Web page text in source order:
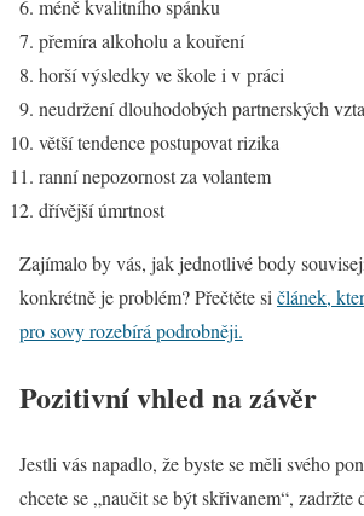
méně kvalitního spánku
přemíra alkoholu a kouření
horší výsledky ve škole i v práci
neudržení dlouhodobých partnerských
větší tendence postupovat rizika
ranní nepozornost za volantem
dřívější úmrtnost
Zajímalo by vás, jak jednotlivé body
konkrétně je problém? Přečtěte si článek,
pro sovy rozebírá podrobněji.
Pozitivní vhled na závěr
Jestli vás napadlo, že byste se měli svého
chcete se „naučit se být skřivanem“, zadržte